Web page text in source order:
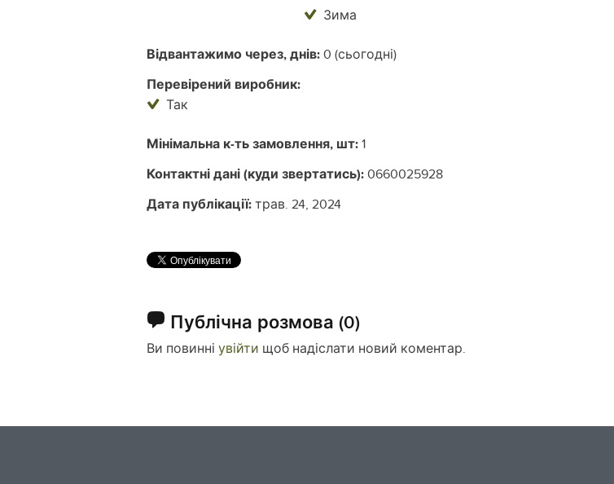
Зима
Відвантажимо через, днів:0 (сьогодні)
Перевірений виробник:
Так
Мінімальна к-ть замовлення, шт:1
Контактні дані (куди звертатись):0660025928
Дата публікації:трав. 24, 2024
Публічна розмова (0)
Ви повинні увійти щоб надіслати новий коментар.